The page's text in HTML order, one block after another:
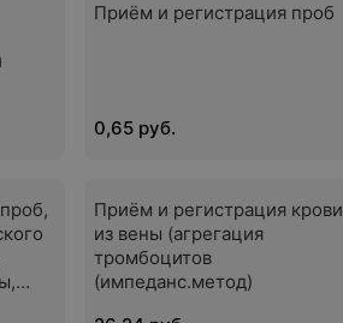
Приём и регистрация проб
0,65 руб.
Приём и регистрация крови
из вены (агрегация
тромбоцитов
(импеданс.метод)